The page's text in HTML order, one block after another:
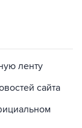
ленту
сайта